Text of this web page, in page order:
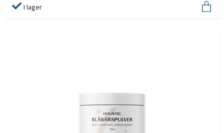
I lager